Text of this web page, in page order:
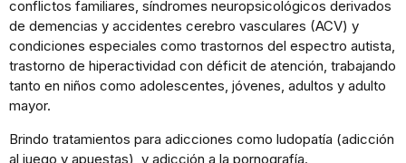
conflictos familiares, síndromes neuropsicológicos derivados
de demencias y accidentes cerebro vasculares (ACV) y
condiciones especiales como trastornos del espectro autista,
trastorno de hiperactividad con déficit de atención, trabajando
tanto en niños como adolescentes, jóvenes, adultos y adulto
mayor.
Brindo tratamientos para adicciones como ludopatía (adicción
al juego y apuestas) y adicción a la pornografía.